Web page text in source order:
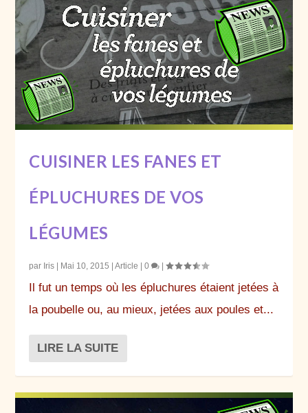
CUISINER LES FANES ET
ÉPLUCHURES DE VOS
LÉGUMES
par Iris Mai 10, 2015 |Article |0 |
Il fut un temps où les épluchures étaient jetées à
la poubelle ou, au mieux, jetées aux poules et...
LIRE LA SUITE